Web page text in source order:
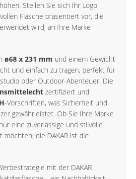
Stellen Sie sich Ihr Logo
Flasche präsentiert vor, die
wird, an Ihre Marke
ø68 x 231 mm und einem Gewicht
und einfach zu tragen, perfekt für
oder Outdoor-Abenteuer. Die
zertifiziert und
-Vorschriften, was Sicherheit und
gewährleistet. Ob Sie Ihre Marke
eine zuverlässige und stilvolle
möchten, die DAKAR ist die
mit der DAKAR